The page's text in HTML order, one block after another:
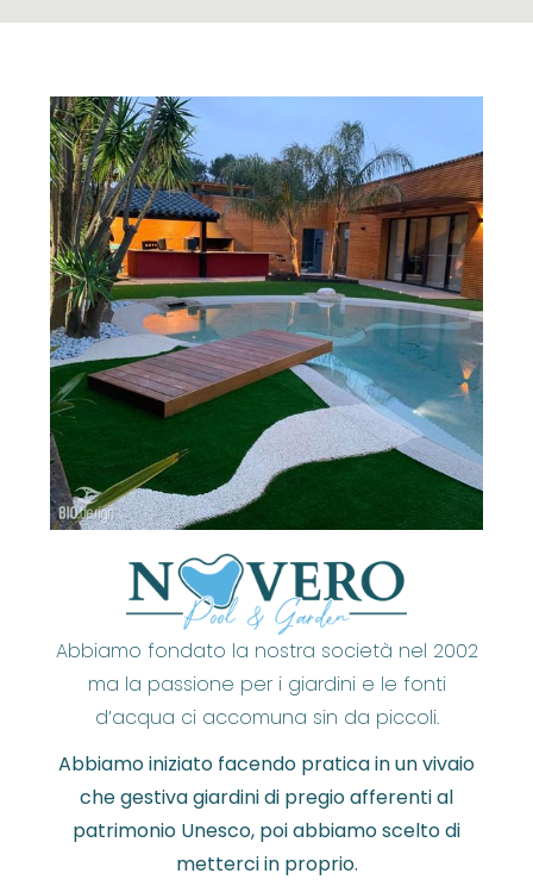
Abbiamo fondato la nostra società nel 2002
ma la passione per i giardini e le fonti
d’acqua ci accomuna sin da piccoli.
Abbiamo iniziato facendo pratica in un vivaio
che gestiva giardini di pregio afferenti al
patrimonio Unesco, poi abbiamo scelto di
metterci in proprio.